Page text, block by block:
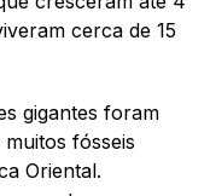
cerca de 15
gigantes foram
fósseis
Oriental.